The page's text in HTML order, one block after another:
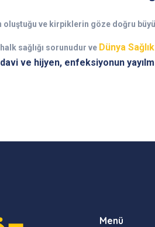
oluştuğu ve kirpiklerin göze doğru
sağlığı sorunudur ve Dünya
ve hijyen, enfeksiyonun
Menü